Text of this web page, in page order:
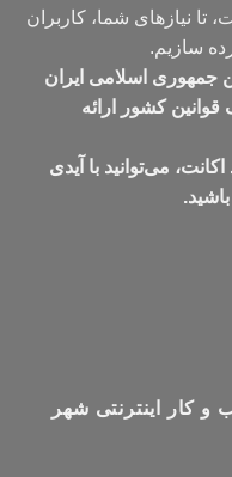
نیازهای شما، کاربران
سازیم.
جمهوری اسلامی ایران
کشور ارائه
می‌توانید با آیدی
کار اینترنتی شهر